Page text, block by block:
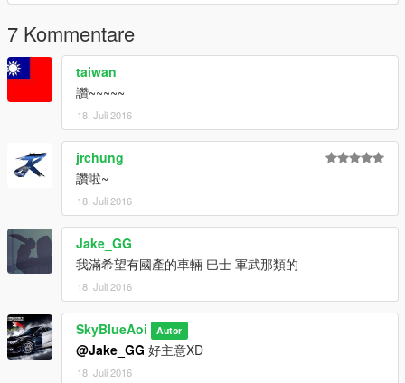
7 Kommentare
taiwan
讚~~~~~
18. Juli 2016
jrchung
讚啦~
18. Juli 2016
Jake_GG
我滿希望有國產的車輛 巴士 軍武那類的
18. Juli 2016
SkyBlueAoi Autor
@Jake_GG 好主意XD
18. Juli 2016